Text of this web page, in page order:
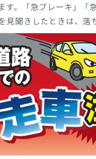
す。「急ブレーキ」
聞きしたときは、落